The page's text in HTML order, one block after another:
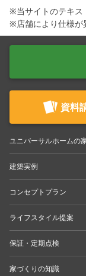
※当サイトのテキス
※店舗により仕様が
資料
ユニバーサルホームの
建築実例
コンセプトプラン
ライフスタイル提案
保証・定期点検
家づくりの知識